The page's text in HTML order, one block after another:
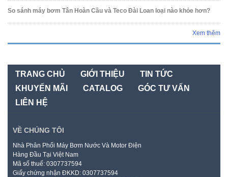
So sánh máy bơm Tân Hoàn Cầu và Teco Đài Loan loại nào khỏe hơn?
Xem thêm
TRANG CHỦ GIỚI THIỆU
TIN TỨC
KHUYẾN MÃI
CATALOG
GÓC TƯ VẤN
LIÊN HỆ
VỀ CHÚNG TÔI
Nhà Phân Phối Máy Bơm Nước Và Motor Điện
Hàng Đầu Tại Việt Nam
Mã số thuế: 0307737594
Giấy chứng nhận ĐKKD: 0307737594